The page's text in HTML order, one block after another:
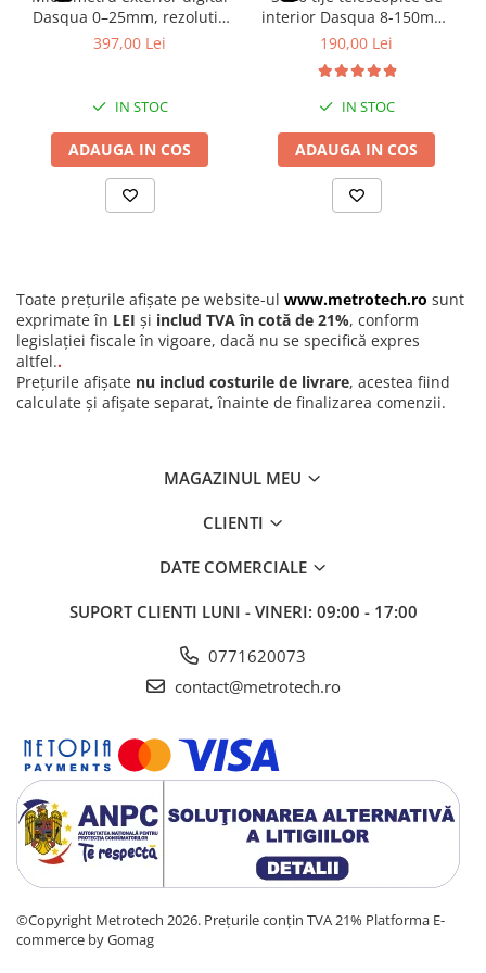
Pini cilindrici de masurare
Seturi de lere
Benzi grosime
Rulete
Roti de masura
Cantare si dinamometre industriale
Cantare de numarare
Cantare cu carlig
Cantare de precizie
Cantare cu platforma
Nivele digitale
Menghine de precizie
Raportoare
Instrumente de centrare si marcare
Compasuri profesionale
Dispozitive setare punct zero
Ace de trasat si punctatoare
Dispozitive de centrare
beneficiaza de protectie IP65, dupa expunerea la lichide este
recomandata stergerea tijei si a bazei cu o laveta uscata pentru a
preveni acumularea de reziduuri care ar putea afecta alunecarea
fina a mecanismului. Depozitati instrumentul cu tija usor retrasa
Dasqua 0–25mm, rezolutie
0,001mm, precizie
397,00 Lei
IN STOC
ADAUGA IN COS
interior Dasqua 8-150mm,
arc auto-centrare, crom
190,00 Lei
IN STOC
ADAUGA IN COS
Toate prețurile afișate pe website-ul www.metrotech.ro sunt
exprimate în LEI și includ TVA în cotă de 21%, conform
legislației fiscale în vigoare, dacă nu se specifică expres
altfel..
Prețurile afișate nu includ costurile de livrare, acestea fiind
calculate și afișate separat, înainte de finalizarea comenzii.
MAGAZINUL MEU
CLIENTI
DATE COMERCIALE
SUPORT CLIENTI LUNI - VINERI: 09:00 - 17:00
0771620073
contact@metrotech.ro
©Copyright Metrotech 2026. Prețurile conțin TVA 21% Platforma E-
commerce by Gomag